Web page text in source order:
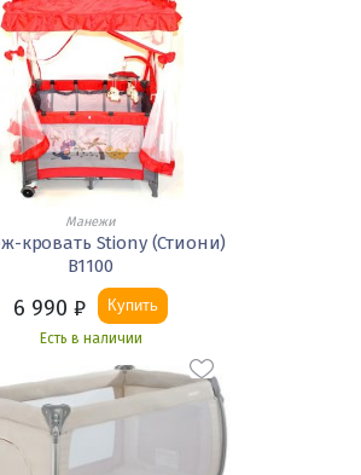
Манежи
кровать Stiony (Стиони)
B1100
6 990 ₽ Купить
Есть в наличии